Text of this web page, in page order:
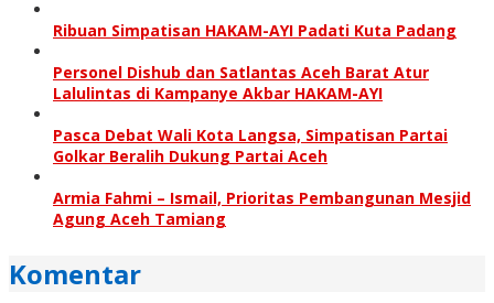
Ribuan Simpatisan HAKAM-AYI Padati Kuta Padang
Personel Dishub dan Satlantas Aceh Barat Atur
Lalulintas di Kampanye Akbar HAKAM-AYI
Pasca Debat Wali Kota Langsa, Simpatisan Partai
Golkar Beralih Dukung Partai Aceh
Armia Fahmi – Ismail, Prioritas Pembangunan Mesjid
Agung Aceh Tamiang
Komentar